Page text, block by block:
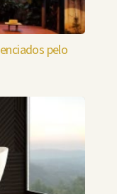
pelo